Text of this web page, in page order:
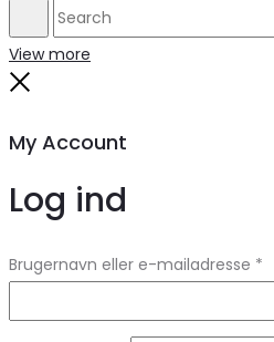
Search
View more
My Account
Log ind
Brugernavn eller e-mailadresse *